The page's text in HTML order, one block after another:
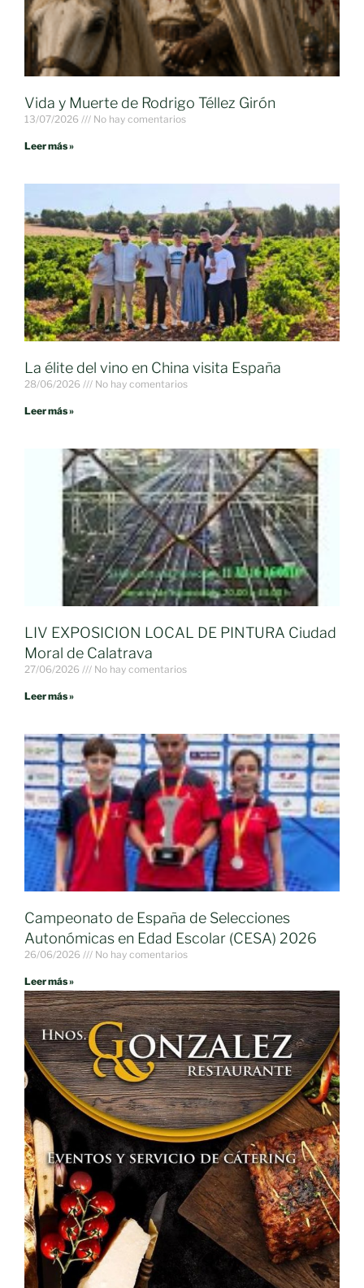
Vida y Muerte de Rodrigo Téllez Girón
13/07/2026 No hay comentarios
Leer más »
La élite del vino en China visita España
28/06/2026 No hay comentarios
Leer más »
LIV EXPOSICION LOCAL DE PINTURA Ciudad
Moral de Calatrava
27/06/2026 No hay comentarios
Leer más »
Campeonato de España de Selecciones
Autonómicas en Edad Escolar (CESA) 2026
26/06/2026 No hay comentarios
Leer más »